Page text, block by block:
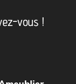
vous !